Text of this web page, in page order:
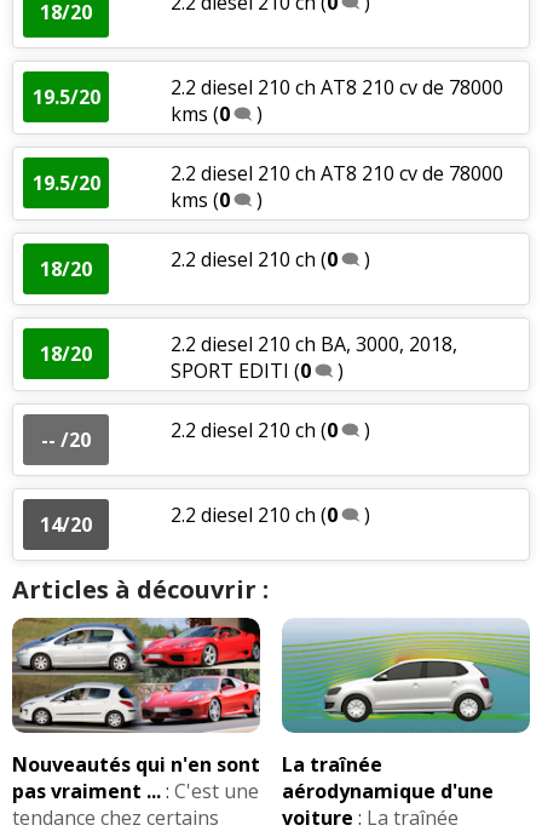
18/20
19.5/20
2.2 diesel 210 ch AT8 210 cv de 78000
kms (0 )
19.5/20
2.2 diesel 210 ch AT8 210 cv de 78000
kms (0 )
18/20 2.2 diesel 210 ch (0 )
18/20
2.2 diesel 210 ch BA, 3000, 2018,
SPORT EDITI (0 )
-- /20 2.2 diesel 210 ch (0 )
14/20 2.2 diesel 210 ch (0 )
Articles à découvrir :
Nouveautés qui n'en sont
pas vraiment ...: C'est une
tendance chez certains
La traînée
aérodynamique d'une
voiture : La traînée